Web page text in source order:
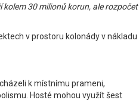
30 milionů korun, ale rozpočet
v prostoru kolonády v nákladu
k místnímu prameni,
Hosté mohou využít šest